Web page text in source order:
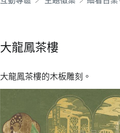
大龍鳳茶樓
大龍鳳茶樓的木板雕刻。